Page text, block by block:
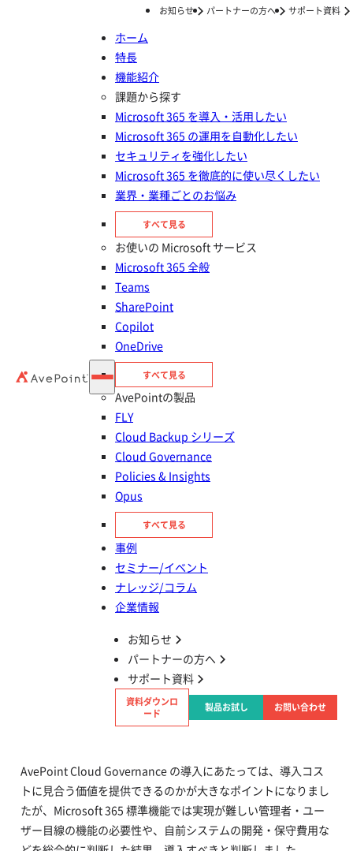
お知らせ パートナーの方へ サポート資料
ホーム
特長
機能紹介
課題から探す
Microsoft 365 を導入・活用したい
Microsoft 365 の運用を自動化したい
セキュリティを強化したい
Microsoft 365 を徹底的に使い尽くしたい
業界・業種ごとのお悩み
すべて見る
お使いの Microsoft サービス
Microsoft 365 全般
Teams
SharePoint
Copilot
OneDrive
すべて見る
AvePointの製品
FLY
Cloud Backup シリーズ
Cloud Governance
Policies & Insights
Opus
すべて見る
事例
セミナー/イベント
ナレッジ/コラム
企業情報
お知らせ
パートナーの方へ
サポート資料
資料ダウンロ
ード
製品お試し お問い合わせ
AvePoint Cloud Governanceを
利用して グループ 10 万人を超え
る Microsoft Teams ユーザーの
利便性を維持しつつ管理強化を実
三菱電機株式会社 様
ビジネス・プラットフォームBA戦略室 戦略ユ
ニット 経営戦略グループ
渡邉 祥太郎 様
製造
Microsoft 365 の運用を自動化したい
Cloud Governance
この事例の資料をダウンロードする
AvePoint Cloud Governance の導入にあたっては、導入コス
トに見合う価値を提供できるのかが大きなポイントになりまし
たが、Microsoft 365 標準機能では実現が難しい管理者・ユー
ザー目線の機能の必要性や、自前システムの開発・保守費用な